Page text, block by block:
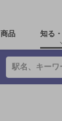
商品 知る